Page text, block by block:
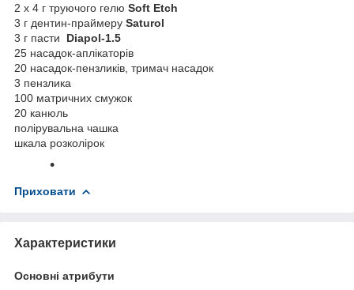
2 х 4 г труючого гелю Soft Etch
3 г дентин-праймеру Saturol
3 г пасти Diapol-1.5
25 насадок-аплікаторів
20 насадок-пензликів, тримач насадок
3 пензлика
100 матричних смужок
20 канюль
полірувальна чашка
шкала розколірок
Приховати
Характеристики
Основні атрибути